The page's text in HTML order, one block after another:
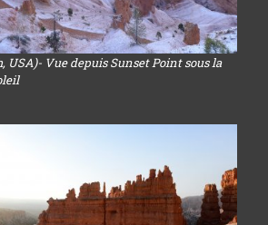
USA)- Vue depuis Sunset Point sous la